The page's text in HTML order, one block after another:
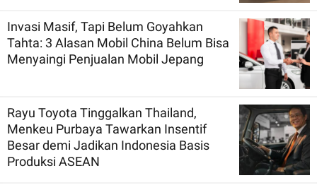
Invasi Masif, Tapi Belum Goyahkan
Tahta: 3 Alasan Mobil China Belum Bisa
Menyaingi Penjualan Mobil Jepang
Rayu Toyota Tinggalkan Thailand,
Menkeu Purbaya Tawarkan Insentif
Besar demi Jadikan Indonesia Basis
Produksi ASEAN